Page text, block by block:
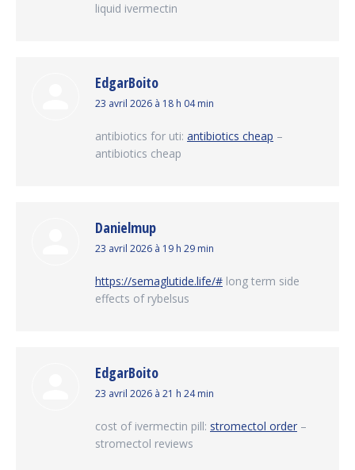
liquid ivermectin
EdgarBoito
dit
23 avril 2026 à 18 h 04 min
antibiotics for uti: antibiotics cheap –
antibiotics cheap
Danielmup
dit
23 avril 2026 à 19 h 29 min
https://semaglutide.life/# long term side
effects of rybelsus
EdgarBoito
dit
23 avril 2026 à 21 h 24 min
cost of ivermectin pill: stromectol order –
stromectol reviews